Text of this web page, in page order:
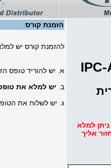
IPC-
למלא
אליך
הזמנת קורס
להזמנת קורס יש
א. יש להוריד טופס
ב. יש למלא את
ג. יש לשלוח את